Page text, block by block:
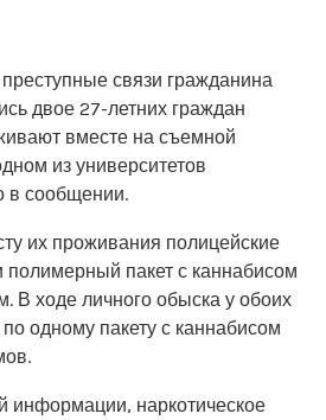
связи гражданина
двое 27-летних граждан
вместе на съемной
из университетов
в сообщении.
их проживания полицейские
пакет с каннабисом
В ходе личного обыска у обоих
одному пакету с каннабисом
информации, наркотическое